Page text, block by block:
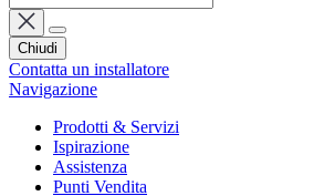
Chiudi
Contatta un installatore
Navigazione
Prodotti & Servizi
Ispirazione
Assistenza
Punti Vendita